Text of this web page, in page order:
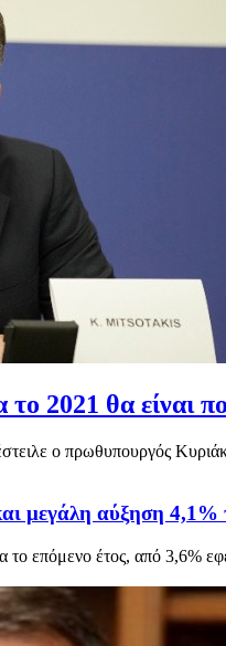
2021 θα είναι
ο πρωθυπουργός
μεγάλη αύξηση
το επόμενο έτος, από 3,6%